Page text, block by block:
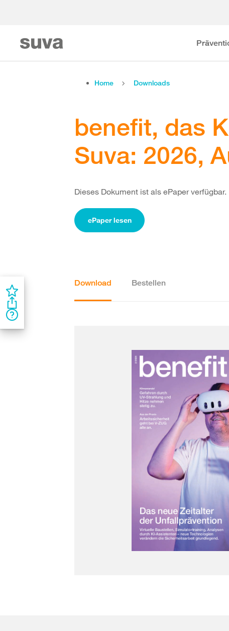
Home Downloads
benefit, das
Suva: 2026,
Dieses Dokument ist als ePaper verfügbar.
ePaper lesen
Download Bestellen